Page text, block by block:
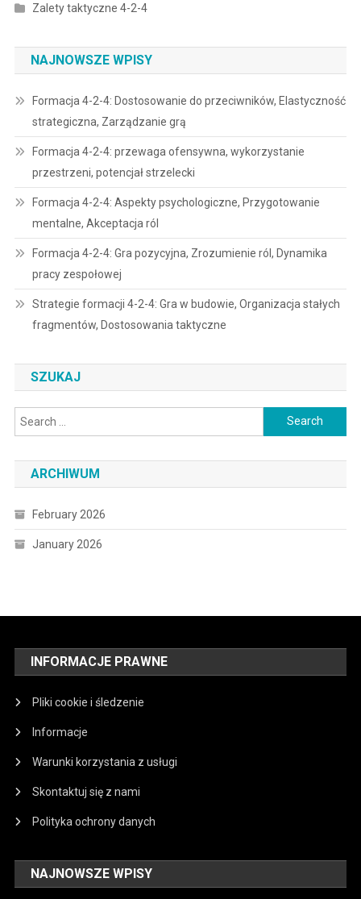
Zalety taktyczne 4-2-4
NAJNOWSZE WPISY
Formacja 4-2-4: Dostosowanie do przeciwników, Elastyczność
strategiczna, Zarządzanie grą
Formacja 4-2-4: przewaga ofensywna, wykorzystanie
przestrzeni, potencjał strzelecki
Formacja 4-2-4: Aspekty psychologiczne, Przygotowanie
mentalne, Akceptacja ról
Formacja 4-2-4: Gra pozycyjna, Zrozumienie ról, Dynamika
pracy zespołowej
Strategie formacji 4-2-4: Gra w budowie, Organizacja stałych
fragmentów, Dostosowania taktyczne
SZUKAJ
Search
for:
ARCHIWUM
February 2026
January 2026
INFORMACJE PRAWNE
Pliki cookie i śledzenie
Informacje
Warunki korzystania z usługi
Skontaktuj się z nami
Polityka ochrony danych
NAJNOWSZE WPISY